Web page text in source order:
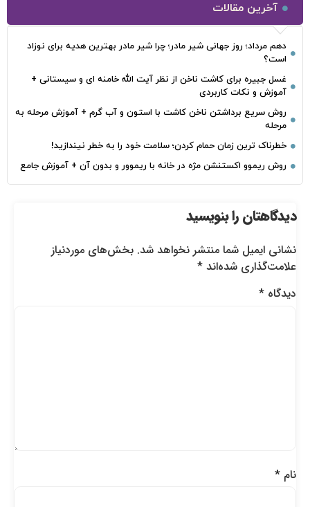
آخرین مقالات
دهم مرداد؛ روز جهانی شیر مادر؛ چرا شیر مادر بهترین هدیه برای نوزاد
است؟
غسل جبیره برای کاشت ناخن از نظر آیت الله خامنه ای و سیستانی +
آموزش و نکات کاربردی
روش سریع برداشتن ناخن کاشت با استون و آب گرم + آموزش مرحله به
مرحله
خطرناک‌ ترین زمان‌ حمام کردن؛ سلامت خود را به خطر نیندازید!
روش ریموو اکستنشن مژه در خانه با ریموور و بدون آن + آموزش جامع
دیدگاهتان را بنویسید
نشانی ایمیل شما منتشر نخواهد شد. بخش‌های موردنیاز
علامت‌گذاری شده‌اند*
دیدگاه*
نام*